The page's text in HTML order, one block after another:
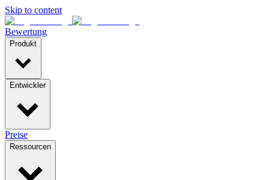
Skip to content
Bewertung
Produkt
Entwickler
Preise
Ressourcen